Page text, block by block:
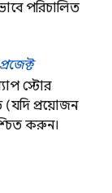
পরিচালিত
প্রজেক্ট
স্টোর
প্রয়োজন
করুন।